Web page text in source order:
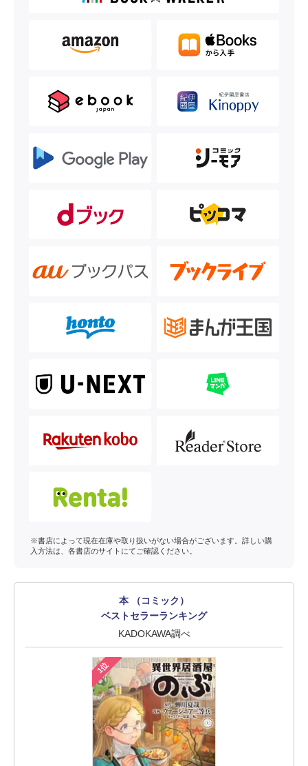
※書店によって現在在庫や取り扱いがない場合がございます。詳しい購
入方法は、各書店のサイトにてご確認ください。
本 （コミック）
ベストセラーランキング
KADOKAWA調べ
1位